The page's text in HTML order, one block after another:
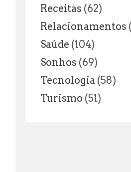
Receitas (62)
Relacionamentos
Saúde (104)
Sonhos (69)
Tecnologia (58)
Turismo (51)